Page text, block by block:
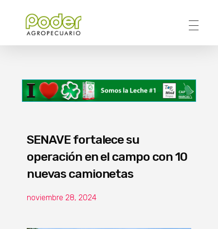
SENAVE fortalece su
operación en el campo con 10
nuevas camionetas
noviembre 28, 2024